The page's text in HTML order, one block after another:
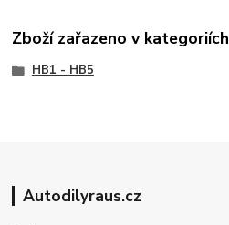
Zboží zařazeno v kategoriích
HB1 - HB5
Autodilyraus.cz